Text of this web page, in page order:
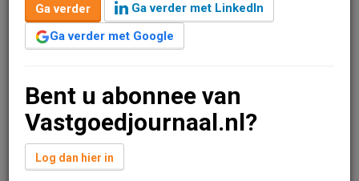
Ga verder
Ga verder met LinkedIn
Ga verder met Google
Bent u abonnee van
Vastgoedjournaal.nl?
Log dan hier in